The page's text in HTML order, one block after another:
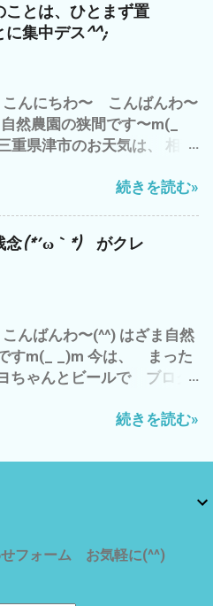
る強力磁石 つまり、農作業
やカマ、ハサミなどを 腰に
畑のどこかへ 置いて 見失
とが 多いので(*´ω｀*) 雨
日の猛暑でも 雲出C自然
とか 育っております(^o^) 今
ーター１から アマゾンプ
い場所で、映画鑑賞三昧^^;
ーは、 今流行りの AI チ
ェミニ アンソロピックの
で いきましょう〜〜(^o^)
お天気は、曇時々小雨(*
、梅雨らしい 週末 ど〜
とりやめ まったり、 草刈
や草刈り刃の研ぎ出しを 只
ウから 草刈り機の刃 5枚
晴れたら、バッチリ 草刈り
ン です＼(^o^)／ それで
とは、ひとまず置
に集中デス^^;
こんにちわ〜 こんばんわ〜
然農園の狭間です〜m(_
重県津市のお天気は、 相変
のところナシ^^; 香良洲橋
わたしゃ〜 昨日の夜勤バイ
、起床は、8時(*´∀｀*) 午前
にやられた未熟な黒小玉ス
り(*´∀｀*) で、 損切で 思
、 最近 不安定なAI関連株
、半値八掛け2割引の 大暴
牽引役のNVDIAも 3.5% 下
ETFもマイナス(*´ω｀*) こ
まっ そんな 下世話な世
方まで、 雲出B自然農園の
続きを読む»
(*´ω｀*) がクレ
んばんわ〜(^^) はざま自然
すm(_ _)m 今は、 まった
ちゃんとビールで ブログ
戦 残念でした〜(*´ω｀*)
、期待が・・・・・・・ や
、朝から5時まで みっち
医者＝お金持ちの空き家
200坪 松や杉 梅 イチジ
続きを読む»
フォーム お気軽に(^^)